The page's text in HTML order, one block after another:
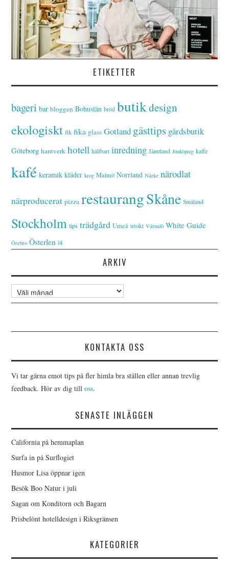
ETIKETTER
bageri bar bloggen Bohuslän bröd butikdesign
ekologiskt fik fika glass Gotland gästtips gårdsbutik
Göteborg hantverk hotell hållbart inredning Jämtland Jönköping kaffe
kafé keramik kläder krog Malmö Norrland Närke närodlat
närproducerat pizza restaurangSkåne Småland
Stockholm tips trädgård Umeå utsikt Värmdö White Guide
Örebro Österlen öl
ARKIV
Arkiv
KONTAKTA OSS
Vi tar gärna emot tips på fler himla bra ställen eller annan trevlig
feedback. Hör av dig tilloss.
SENASTE INLÄGGEN
California på hemmaplan
Surfa in på Surflogiet
Husmor Lisa öppnar igen
Besök Boo Natur i juli
Sagan om Konditorn och Bagarn
Prisbelönt hotelldesign i Riksgränsen
KATEGORIER